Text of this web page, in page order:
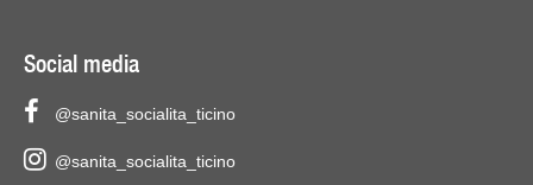
Social media
@sanita_socialita_ticino
@sanita_socialita_ticino